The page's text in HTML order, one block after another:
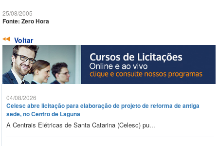
25/08/2005
Fonte: Zero Hora
Voltar
04/08/2026
Celesc abre licitação para elaboração de projeto de reforma de antiga
sede, no Centro de Laguna
A Centrais Elétricas de Santa Catarina (Celesc) pu...